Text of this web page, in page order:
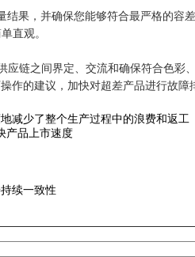
果，并确保您能够符合最严格的容
直观。
链之间界定、交流和确保符合色彩
作的建议，加快对超差产品进行故障
减少了整个生产过程中的浪费和返工
产品上市速度
续一致性